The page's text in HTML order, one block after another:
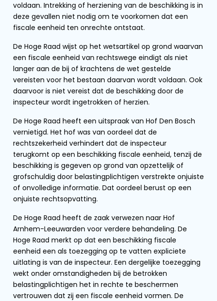
voldaan. Intrekking of herziening van de beschikking is in
deze gevallen niet nodig om te voorkomen dat een
fiscale eenheid ten onrechte ontstaat.
De Hoge Raad wijst op het wetsartikel op grond waarvan
een fiscale eenheid van rechtswege eindigt als niet
langer aan de bij of krachtens de wet gestelde
vereisten voor het bestaan daarvan wordt voldaan. Ook
daarvoor is niet vereist dat de beschikking door de
inspecteur wordt ingetrokken of herzien.
De Hoge Raad heeft een uitspraak van Hof Den Bosch
vernietigd. Het hof was van oordeel dat de
rechtszekerheid verhindert dat de inspecteur
terugkomt op een beschikking fiscale eenheid, tenzij de
beschikking is gegeven op grond van opzettelijk of
grofschuldig door belastingplichtigen verstrekte onjuiste
of onvolledige informatie. Dat oordeel berust op een
onjuiste rechtsopvatting.
De Hoge Raad heeft de zaak verwezen naar Hof
Arnhem-Leeuwarden voor verdere behandeling. De
Hoge Raad merkt op dat een beschikking fiscale
eenheid een als toezegging op te vatten expliciete
uitlating is van de inspecteur. Een dergelijke toezegging
wekt onder omstandigheden bij de betrokken
belastingplichtigen het in rechte te beschermen
vertrouwen dat zij een fiscale eenheid vormen. De